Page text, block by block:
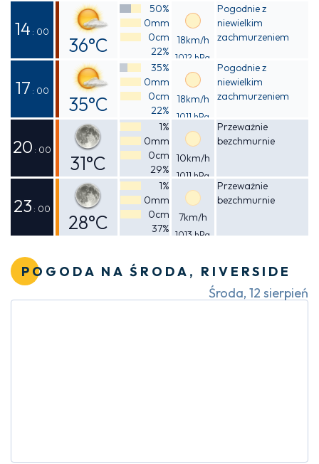
Odczuwalna
31°C
14 : 00
36°C
Odczuwalna
35°C
50%
0mm
0cm
22%
18km/h
1012 hPa
Pogodnie z
niewielkim
zachmurzeniem
17 : 00
35°C
Odczuwalna
33°C
35%
0mm
0cm
22%
18km/h
1011 hPa
Pogodnie z
niewielkim
zachmurzeniem
20 : 00
31°C
Odczuwalna
29°C
1%
0mm
0cm
29%
10km/h
1011 hPa
Przeważnie
bezchmurnie
23 : 00
28°C
1%
0mm
0cm
37%
7km/h
1013 hPa
Przeważnie
bezchmurnie
POGODA NA ŚRODA, RIVERSIDE
Środa, 12 sierpień